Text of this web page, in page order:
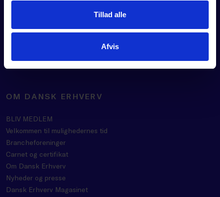
Tillad alle
Afvis
Analyser
OM DANSK ERHVERV
BLIV MEDLEM
Velkommen til mulighedernes tid
Brancheforeninger
Carnet og certifikat
Om Dansk Erhverv
Nyheder og presse
Dansk Erhverv Magasinet